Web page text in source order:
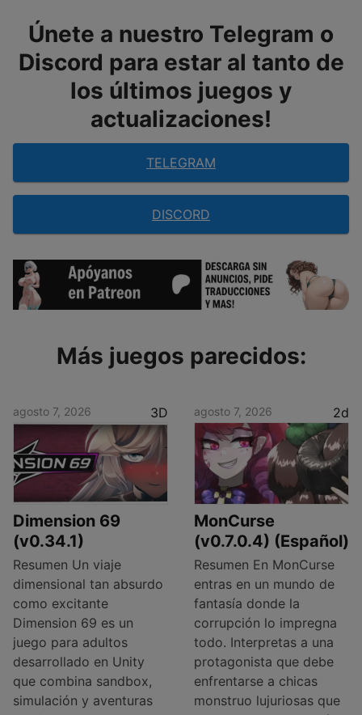
Únete a nuestro Telegram o
Discord para estar al tanto de
los últimos juegos y
actualizaciones!
TELEGRAM
DISCORD
Más juegos parecidos:
agosto 7, 2026 3D
Dimension 69
(v0.34.1)
Resumen Un viaje
dimensional tan absurdo
como excitante
Dimension 69 es un
juego para adultos
desarrollado en Unity
que combina sandbox,
simulación y aventuras
agosto 7, 2026 2d
MonCurse
(v0.7.0.4) (Español)
Resumen En MonCurse
entras en un mundo de
fantasía donde la
corrupción lo impregna
todo. Interpretas a una
protagonista que debe
enfrentarse a chicas
monstruo lujuriosas que